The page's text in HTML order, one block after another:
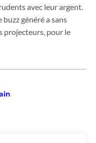
avec leur argent.
généré a sans
projecteurs, pour le